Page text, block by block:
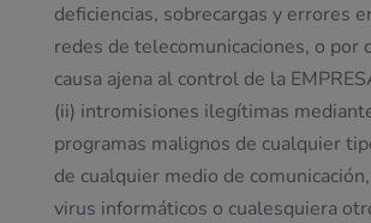
deficiencias, sobrecargas y errores
redes de telecomunicaciones, o por
causa ajena al control de la
(ii) intromisiones ilegítimas
programas malignos de cualquier
de cualquier medio de
virus informáticos o cualesquiera